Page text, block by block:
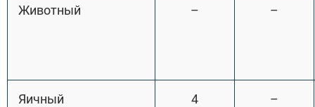
Животный – –
Яичный 4 –